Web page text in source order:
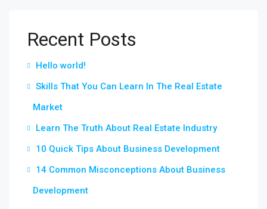
Recent Posts
Hello world!
Skills That You Can Learn In The Real Estate
Market
Learn The Truth About Real Estate Industry
10 Quick Tips About Business Development
14 Common Misconceptions About Business
Development